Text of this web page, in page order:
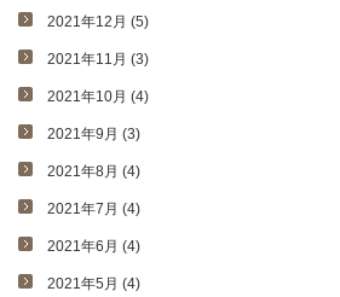
2021年12月 (5)
2021年11月 (3)
2021年10月 (4)
2021年9月 (3)
2021年8月 (4)
2021年7月 (4)
2021年6月 (4)
2021年5月 (4)